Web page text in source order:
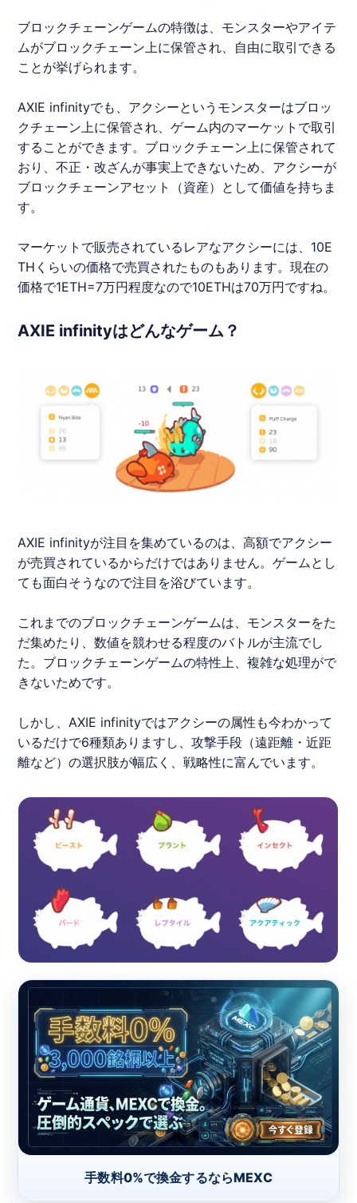
ブロックチェーンゲームの特徴は、モンスターやアイテ
ムがブロックチェーン上に保管され、自由に取引できる
ことが挙げられます。
AXIE infinityでも、アクシーというモンスターはブロッ
クチェーン上に保管され、ゲーム内のマーケットで取引
することができます。ブロックチェーン上に保管されて
おり、不正・改ざんが事実上できないため、アクシーが
ブロックチェーンアセット（資産）として価値を持ちま
す。
マーケットで販売されているレアなアクシーには、10E
THくらいの価格で売買されたものもあります。現在の
価格で1ETH=7万円程度なので10ETHは70万円ですね。
AXIE infinityはどんなゲーム？
AXIE infinityが注目を集めているのは、高額でアクシー
が売買されているからだけではありません。ゲームとし
ても面白そうなので注目を浴びています。
これまでのブロックチェーンゲームは、モンスターをた
だ集めたり、数値を競わせる程度のバトルが主流でし
た。 ブロックチェーンゲームの特性上、複雑な処理がで
きないためです。
しかし、AXIE infinityではアクシーの属性も今わかって
いるだけで6種類ありますし、攻撃手段（遠距離・近距
離など）の選択肢が幅広く、戦略性に富んでいます。
手数料0%で換金するならMEXC